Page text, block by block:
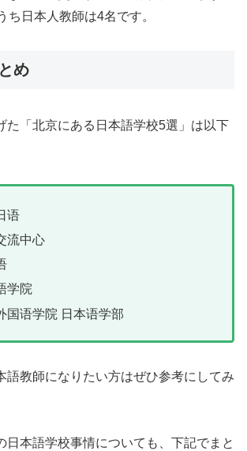
ち日本人教師は4名です。
め
た「北京にある日本語学校5選」は以下
语
流中心
学院
国语学院 日本语学部
語教師になりたい方はぜひ参考にしてみ
日本語学校事情についても、下記でまと